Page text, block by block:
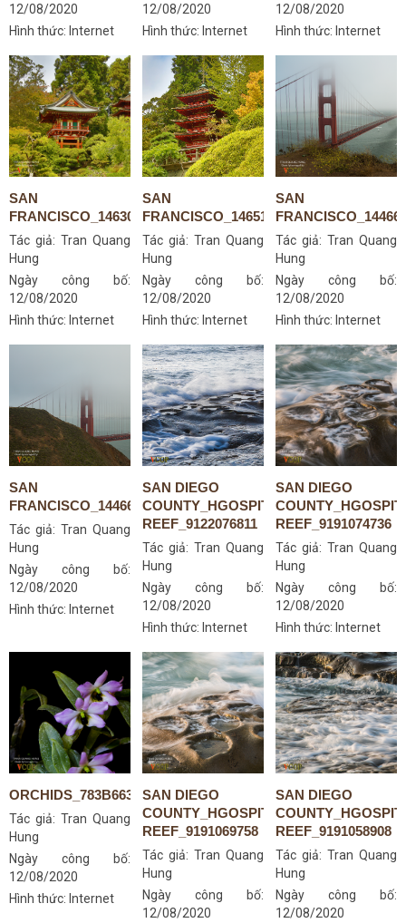
12/08/2020
Hình thức: Internet
12/08/2020
Hình thức: Internet
12/08/2020
Hình thức: Internet
SAN
FRANCISCO_14630290206
Tác giả:Tran Quang
Hung
Ngày công bố:
12/08/2020
Hình thức: Internet
SAN
FRANCISCO_14651045104
Tác giả: Tran Quang
Hung
Ngày công bố:
12/08/2020
Hình thức: Internet
SAN
Tác giả: Tran Quang
Hung
Ngày công bố:
12/08/2020
Hình thức: Internet
SAN
FRANCISCO_14466842797
Tác giả:Tran Quang
Hung
Ngày công bố:
12/08/2020
Hình thức: Internet
SAN DIEGO
COUNTY_HGOSPITAL-
REEF_9122076811
Tác giả: Tran Quang
Hung
Ngày công bố:
12/08/2020
Hình thức: Internet
SAN DIEGO
REEF_9191074736
Tác giả: Tran Quang
Hung
Ngày công bố:
12/08/2020
Hình thức: Internet
ORCHIDS_783B6638S
Tác giả:Tran Quang
Hung
Ngày công bố:
12/08/2020
Hình thức: Internet
SAN DIEGO
COUNTY_HGOSPITAL-
REEF_9191069758
Tác giả: Tran Quang
Hung
Ngày công bố:
12/08/2020
SAN DIEGO
REEF_9191058908
Tác giả: Tran Quang
Hung
Ngày công bố:
12/08/2020